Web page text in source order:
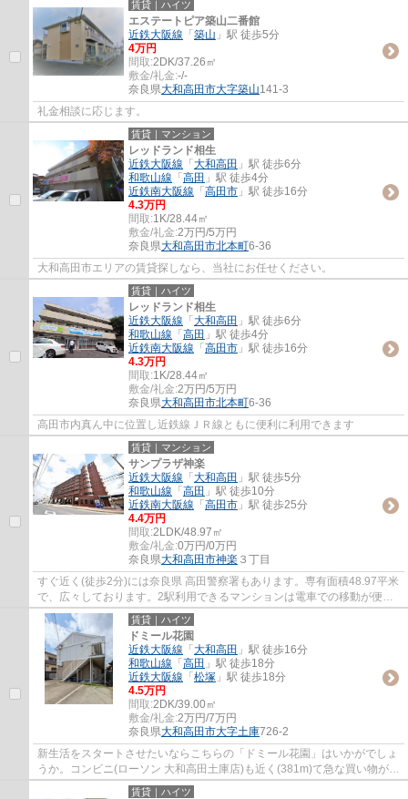
賃貸｜ハイツ
エステートピア築山二番館
近鉄大阪線 「 築山 」駅 徒歩5分
4万円
間取:2DK/37.26㎡
敷金/礼金:-/-
奈良県大和高田市大字築山141-3
礼金相談に応じます。
賃貸｜マンション
レッドランド相生
近鉄大阪線 「 大和高田 」駅 徒歩6分
和歌山線 「 高田 」駅 徒歩4分
近鉄南大阪線 「 高田市 」駅 徒歩16分
4.3万円
間取:1K/28.44㎡
敷金/礼金:2万円/5万円
奈良県大和高田市北本町6-36
大和高田市エリアの賃貸探しなら、当社にお任せください。
賃貸｜ハイツ
レッドランド相生
近鉄大阪線 「 大和高田 」駅 徒歩6分
和歌山線 「 高田 」駅 徒歩4分
近鉄南大阪線 「 高田市 」駅 徒歩16分
4.3万円
間取:1K/28.44㎡
敷金/礼金:2万円/5万円
奈良県大和高田市北本町6-36
高田市内真ん中に位置し近鉄線ＪＲ線ともに便利に利用できます
賃貸｜マンション
サンプラザ神楽
近鉄大阪線 「 大和高田 」駅 徒歩5分
和歌山線 「 高田 」駅 徒歩10分
近鉄南大阪線 「 高田市 」駅 徒歩25分
4.4万円
間取:2LDK/48.97㎡
敷金/礼金:0万円/0万円
奈良県大和高田市神楽 ３丁目
すぐ近く(徒歩2分)には奈良県 高田警察署もあります。専有面積48.97平米
で、広々しております。2駅利用できるマンションは電車での移動が便利
です。こちらは2LDKの物件です。大和高田...
賃貸｜ハイツ
ドミール花園
近鉄大阪線 「 大和高田 」駅 徒歩16分
和歌山線 「 高田 」駅 徒歩18分
近鉄大阪線 「 松塚 」駅 徒歩18分
4.5万円
間取:2DK/39.00㎡
敷金/礼金:2万円/7万円
奈良県大和高田市大字土庫726-2
新生活をスタートさせたいならこちらの「ドミール花園」はいかがでしょ
うか。コンビニ(ローソン 大和高田土庫店)も近く(381m)て急な買い物があ
った時にも便利です。大和高田市エリアの...
賃貸｜ハイツ